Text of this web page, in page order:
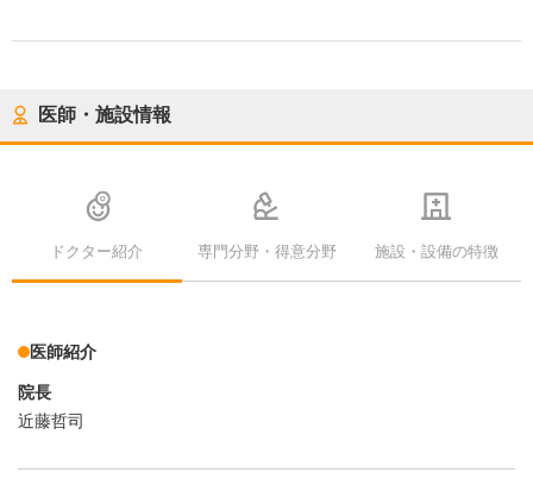
医師・施設情報
ドクター紹介 専門分野・得意分野 施設・設備の特徴
医師紹介
院長
近藤哲司